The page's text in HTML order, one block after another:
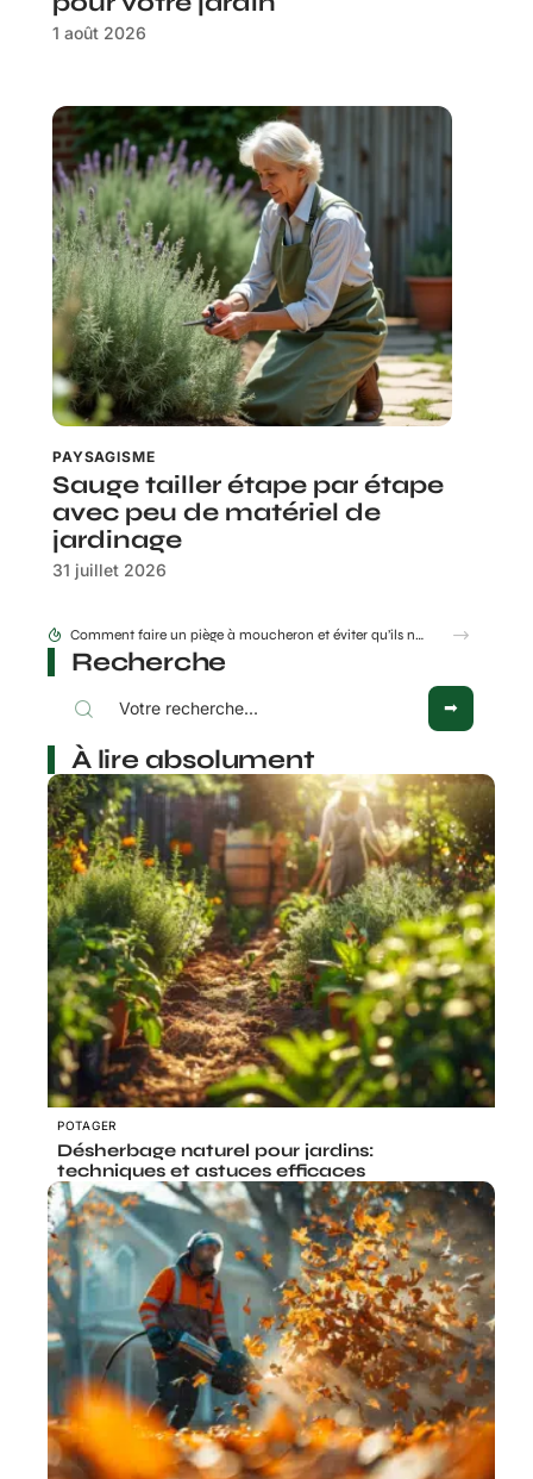
1 août 2026
PAYSAGISME
Sauge tailler étape par étape
avec peu de matériel de
jardinage
31 juillet 2026
Comment faire un piège à moucheron et éviter qu’ils ne reviennent ensuite ?
Recherche
À lire absolument
POTAGER
Désherbage naturel pour jardins:
techniques et astuces efficaces